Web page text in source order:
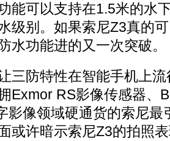
能可以支持在1.5米的水
级别。如果索尼Z3真的
水功能进的又一次突破。
三防特性在智能手机上
Exmor RS影像传感器、
影像领域硬通货的索尼最
或许暗示索尼Z3的拍照